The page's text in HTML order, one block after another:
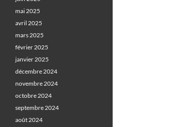
mai 2025
avril 2025
mars 2025
février 2025
janvier 2025
décembre 2024
novembre 2024
octobre 2024
septembre 2024
août 2024